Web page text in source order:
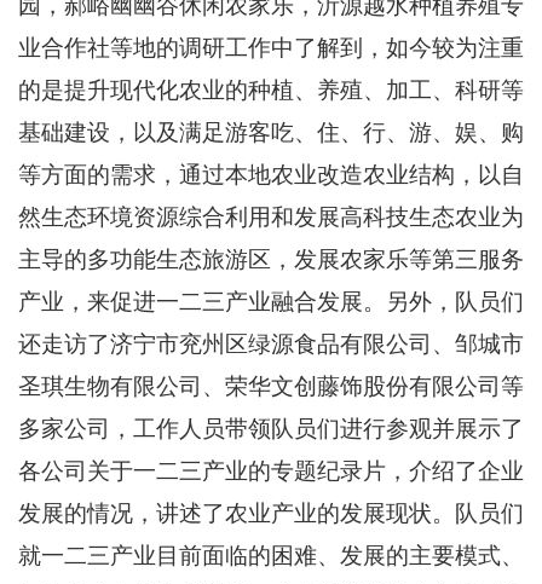
园，郝峪幽幽谷休闲农家乐，沂源越水种植养殖专
业合作社等地的调研工作中了解到，如今较为注重
的是提升现代化农业的种植、养殖、加工、科研等
基础建设，以及满足游客吃、住、行、游、娱、购
等方面的需求，通过本地农业改造农业结构，以自
然生态环境资源综合利用和发展高科技生态农业为
主导的多功能生态旅游区，发展农家乐等第三服务
产业，来促进一二三产业融合发展。另外，队员们
还走访了济宁市兖州区绿源食品有限公司、邹城市
圣琪生物有限公司、荣华文创藤饰股份有限公司等
多家公司，工作人员带领队员们进行参观并展示了
各公司关于一二三产业的专题纪录片，介绍了企业
发展的情况，讲述了农业产业的发展现状。队员们
就一二三产业目前面临的困难、发展的主要模式、